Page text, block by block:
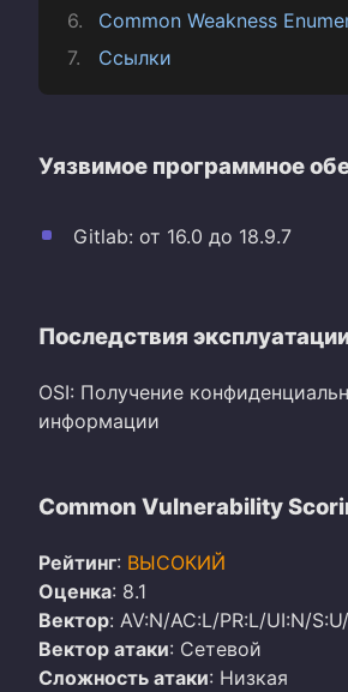
Common Weakness
Ссылки
Уязвимое программное
Gitlab: от 16.0 до 18.9.7
Последствия
OSI: Получение
информации
Common Vulnerability
Рейтинг: ВЫСОКИЙ
Оценка: 8.1
Вектор: AV:N/AC:L/PR:L/UI:N/
Вектор атаки: Сетевой
Сложность атаки: Низкая